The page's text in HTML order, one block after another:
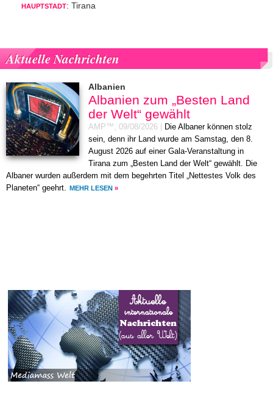
HAUPTSTADT: Tirana
Aktuelle Nachrichten
Albanien
Albanien zum „Besten Land
der Welt“ gewählt
AMP™, 09/08/2026
Die Albaner können stolz
sein, denn ihr Land wurde am Samstag, den 8.
August 2026 auf einer Gala-Veranstaltung in
Tirana zum „Besten Land der Welt“ gewählt. Die
Albaner wurden außerdem mit dem begehrten Titel „Nettestes Volk des
Planeten“ geehrt.
MEHR LESEN »